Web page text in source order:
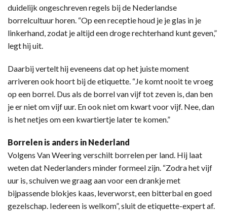
duidelijk ongeschreven regels bij de Nederlandse
borrelcultuur horen. “Op een receptie houd je je glas in je
linkerhand, zodat je altijd een droge rechterhand kunt geven,”
legt hij uit.
Daarbij vertelt hij eveneens dat op het juiste moment
arriveren ook hoort bij de etiquette. “Je komt nooit te vroeg
op een borrel. Dus als de borrel van vijf tot zeven is, dan ben
je er niet om vijf uur. En ook niet om kwart voor vijf. Nee, dan
is het netjes om een kwartiertje later te komen.”
Borrelen is anders in Nederland
Volgens Van Weering verschilt borrelen per land. Hij laat
weten dat Nederlanders minder formeel zijn. “Zodra het vijf
uur is, schuiven we graag aan voor een drankje met
bijpassende blokjes kaas, leverworst, een bitterbal en goed
gezelschap. Iedereen is welkom”, sluit de etiquette-expert af.